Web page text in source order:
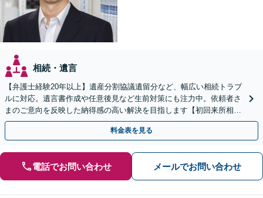
相続・遺言
【弁護士経験20年以上】遺産分割協議遺留分など、幅広い相続トラブ
ルに対応。遺言書作成や任意後見など生前対策にも注力中。依頼者さ
まのご意向を反映した納得感の高い解決を目指します【初回来所相談
無料】【電話相談・web面談可】【千葉中央駅5分】
料金表を見る
電話でお問い合わせ メールでお問い合わせ